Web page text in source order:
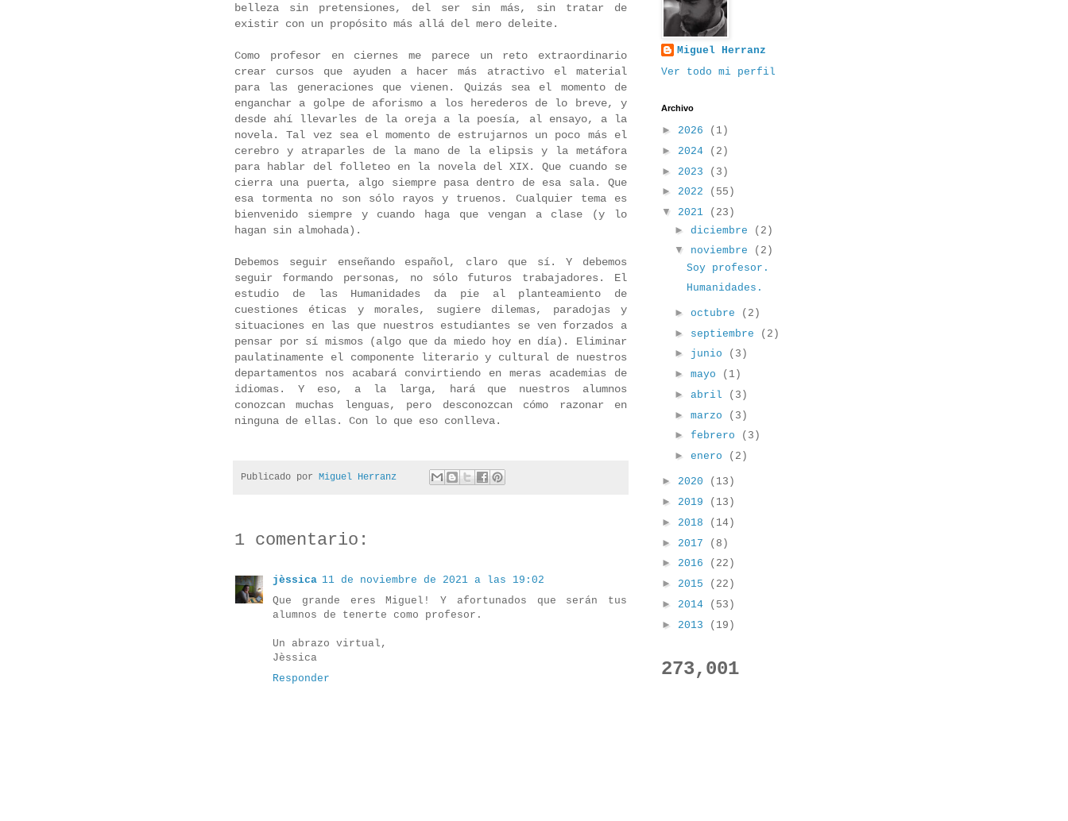
belleza sin pretensiones, del ser sin más, sin tratar de
existir con un propósito más allá del mero deleite.
Como profesor en ciernes me parece un reto extraordinario
crear cursos que ayuden a hacer más atractivo el material
para las generaciones que vienen. Quizás sea el momento de
enganchar a golpe de aforismo a los herederos de lo breve, y
desde ahí llevarles de la oreja a la poesía, al ensayo, a la
novela. Tal vez sea el momento de estrujarnos un poco más el
cerebro y atraparles de la mano de la elipsis y la metáfora
para hablar del folleteo en la novela del XIX. Que cuando se
cierra una puerta, algo siempre pasa dentro de esa sala. Que
esa tormenta no son sólo rayos y truenos. Cualquier tema es
bienvenido siempre y cuando haga que vengan a clase (y lo
hagan sin almohada).
Debemos seguir enseñando español, claro que sí. Y debemos
seguir formando personas, no sólo futuros trabajadores. El
estudio de las Humanidades da pie al planteamiento de
cuestiones éticas y morales, sugiere dilemas, paradojas y
situaciones en las que nuestros estudiantes se ven forzados a
pensar por sí mismos (algo que da miedo hoy en día). Eliminar
paulatinamente el componente literario y cultural de nuestros
departamentos nos acabará convirtiendo en meras academias de
idiomas. Y eso, a la larga, hará que nuestros alumnos
conozcan muchas lenguas, pero desconozcan cómo razonar en
ninguna de ellas. Con lo que eso conlleva.
Publicado por Miguel Herranz
1 comentario:
jèssica 11 de noviembre de 2021 a las 19:02
Que grande eres Miguel! Y afortunados que serán tus
alumnos de tenerte como profesor.
Un abrazo virtual,
Jèssica
Responder
Miguel Herranz
Ver todo mi perfil
Archivo
► 2026
(1)
► 2024
(2)
► 2023
(3)
► 2022
(55)
▼ 2021
(23)
► diciembre
(2)
▼ noviembre
(2)
Soy profesor.
Humanidades.
► octubre
(2)
► septiembre
(2)
► junio
(3)
► mayo
(1)
► abril
(3)
► marzo
(3)
► febrero
(3)
► enero (2)
► 2020
(13)
► 2019
(13)
► 2018
(14)
► 2017
(8)
► 2016
(22)
► 2015
(22)
► 2014
(53)
► 2013 (19)
273,001